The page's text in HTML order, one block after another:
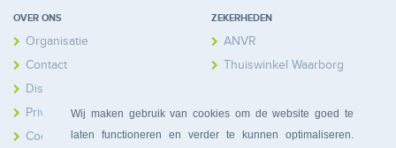
Wij maken gebruik van cookies om de website goed te
laten functioneren en verder te kunnen optimaliseren.
OVER ONS
Organisatie
Contact
Disclaimer
Privacy
Cookies
ZEKERHEDEN
ANVR
Thuiswinkel Waarborg